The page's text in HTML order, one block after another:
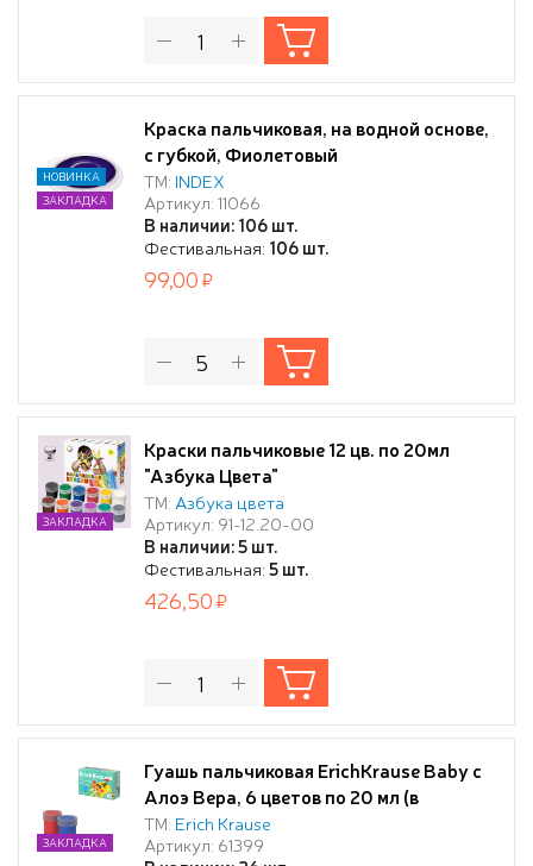
Краска пальчиковая, на водной основе,
с губкой, Фиолетовый
ТМ: INDEX
Артикул: 11066
В наличии: 106 шт.
Фестивальная: 106 шт.
НОВИНКА
ЗАКЛАДКА
99,00
Краски пальчиковые 12 цв. по 20мл
"Азбука Цвета"
ТМ: Азбука цвета
Артикул: 91-12.20-00
В наличии: 5 шт.
Фестивальная:5 шт.
ЗАКЛАДКА
426,50
Гуашь пальчиковая ErichKrause Baby с
Алоэ Вера, 6 цветов по 20 мл (в
коробке)
ТМ: Erich Krause
Артикул: 61399
ЗАКЛАДКА